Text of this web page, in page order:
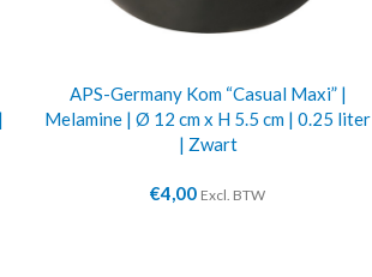
APS-Germany Kom “Casual Maxi” |
Melamine | Ø 12 cm x H 5.5 cm | 0.25 liter
| Zwart
€4,00 Excl. BTW